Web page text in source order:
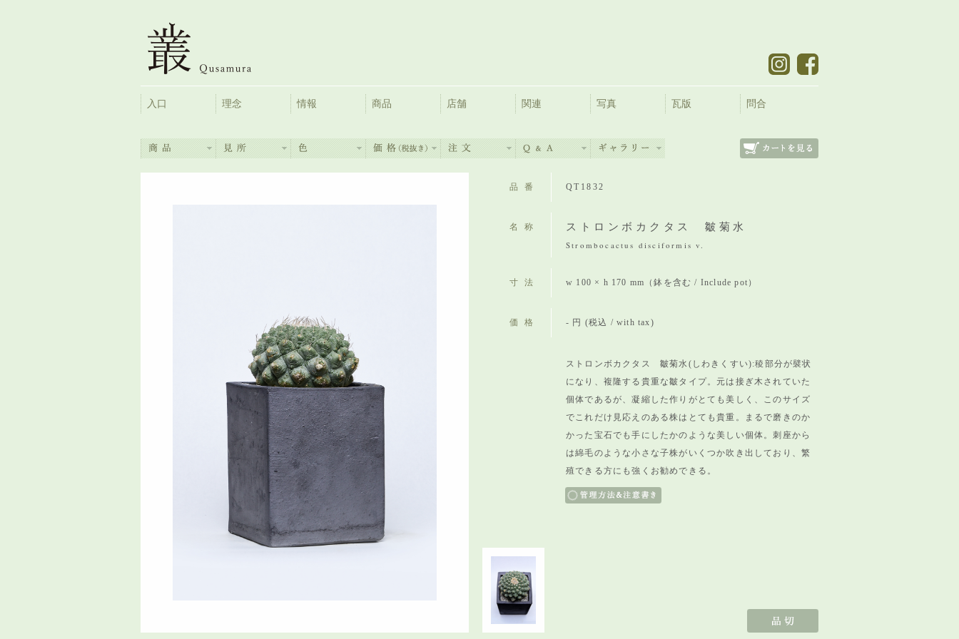
入口 理念 情報 商品 店舗 関連 写真 瓦版 問合
品番 QT1832
名称 ストロンボカクタス 皺菊水
Strombocactus disciformis v.
寸法 w 100 × h 170 mm（鉢を含む / Include pot）
価格 - 円 (税込 / with tax)
ストロンボカクタス 皺菊水(しわきくすい):稜部分が襞状
になり、複隆する貴重な皺タイプ。元は接ぎ木されていた
個体であるが、凝縮した作りがとても美しく、このサイズ
でこれだけ見応えのある株はとても貴重。まるで磨きのか
かった宝石でも手にしたかのような美しい個体。刺座から
は綿毛のような小さな子株がいくつか吹き出しており、繁
殖できる方にも強くお勧めできる。